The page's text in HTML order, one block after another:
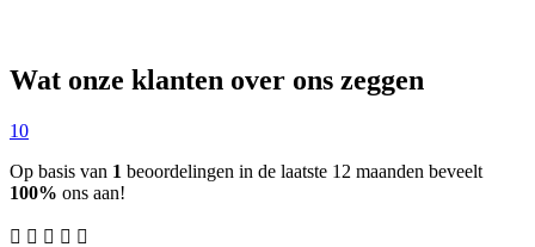
Wat onze klanten over ons zeggen
10
Op basis van 1 beoordelingen in de laatste 12 maanden beveelt
100% ons aan!